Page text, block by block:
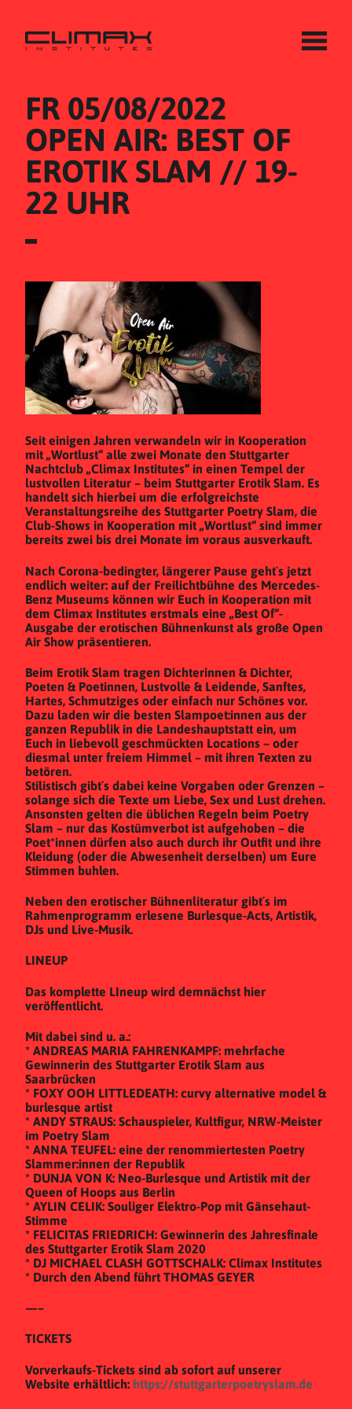
FR 05/08/2022
OPEN AIR: BEST OF
EROTIK SLAM // 19-
22 UHR
Seit einigen Jahren verwandeln wir in Kooperation
mit „Wortlust“ alle zwei Monate den Stuttgarter
Nachtclub „Climax Institutes“ in einen Tempel der
lustvollen Literatur – beim Stuttgarter Erotik Slam. Es
handelt sich hierbei um die erfolgreichste
Veranstaltungsreihe des Stuttgarter Poetry Slam, die
Club-Shows in Kooperation mit „Wortlust“ sind immer
bereits zwei bis drei Monate im voraus ausverkauft.
Nach Corona-bedingter, längerer Pause geht´s jetzt
endlich weiter: auf der Freilichtbühne des Mercedes-
Benz Museums können wir Euch in Kooperation mit
dem Climax Institutes erstmals eine „Best Of“-
Ausgabe der erotischen Bühnenkunst als große Open
Air Show präsentieren.
Beim Erotik Slam tragen Dichterinnen & Dichter,
Poeten & Poetinnen, Lustvolle & Leidende, Sanftes,
Hartes, Schmutziges oder einfach nur Schönes vor.
Dazu laden wir die besten Slampoet:innen aus der
ganzen Republik in die Landeshauptstatt ein, um
Euch in liebevoll geschmückten Locations – oder
diesmal unter freiem Himmel – mit ihren Texten zu
betören.
Stilistisch gibt´s dabei keine Vorgaben oder Grenzen –
solange sich die Texte um Liebe, Sex und Lust drehen.
Ansonsten gelten die üblichen Regeln beim Poetry
Slam – nur das Kostümverbot ist aufgehoben – die
Poet*innen dürfen also auch durch ihr Outfit und ihre
Kleidung (oder die Abwesenheit derselben) um Eure
Stimmen buhlen.
Neben den erotischer Bühnenliteratur gibt´s im
Rahmenprogramm erlesene Burlesque-Acts, Artistik,
DJs und Live-Musik.
LINEUP
Das komplette LIneup wird demnächst hier
veröffentlicht.
Mit dabei sind u. a.:
* ANDREAS MARIA FAHRENKAMPF: mehrfache
Gewinnerin des Stuttgarter Erotik Slam aus
Saarbrücken
* FOXY OOH LITTLEDEATH: curvy alternative model &
burlesque artist
* ANDY STRAUS: Schauspieler, Kultfigur, NRW-Meister
im Poetry Slam
* ANNA TEUFEL: eine der renommiertesten Poetry
Slammer:innen der Republik
* DUNJA VON K: Neo-Burlesque und Artistik mit der
Queen of Hoops aus Berlin
* AYLIN CELIK: Souliger Elektro-Pop mit Gänsehaut-
Stimme
* FELICITAS FRIEDRICH: Gewinnerin des Jahresfinale
des Stuttgarter Erotik Slam 2020
* DJ MICHAEL CLASH GOTTSCHALK: Climax Institutes
* Durch den Abend führt THOMAS GEYER
—–
TICKETS
Vorverkaufs-Tickets sind ab sofort auf unserer
Website erhältlich: https://stuttgarterpoetryslam.de